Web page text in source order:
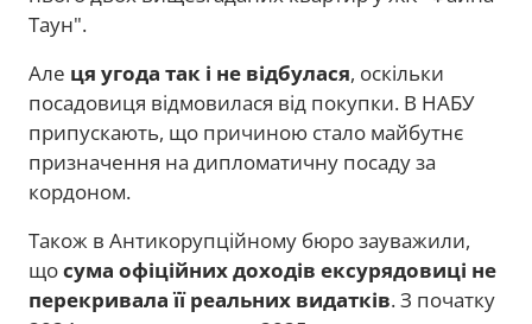
Таун".
Але ця угода так і не відбулася, оскільки
посадовиця відмовилася від покупки. В НАБУ
припускають, що причиною стало майбутнє
призначення на дипломатичну посаду за
кордоном.
Також в Антикорупційному бюро зауважили,
щосума офіційних доходів ексурядовиці не
перекривала її реальних видатків. З початку